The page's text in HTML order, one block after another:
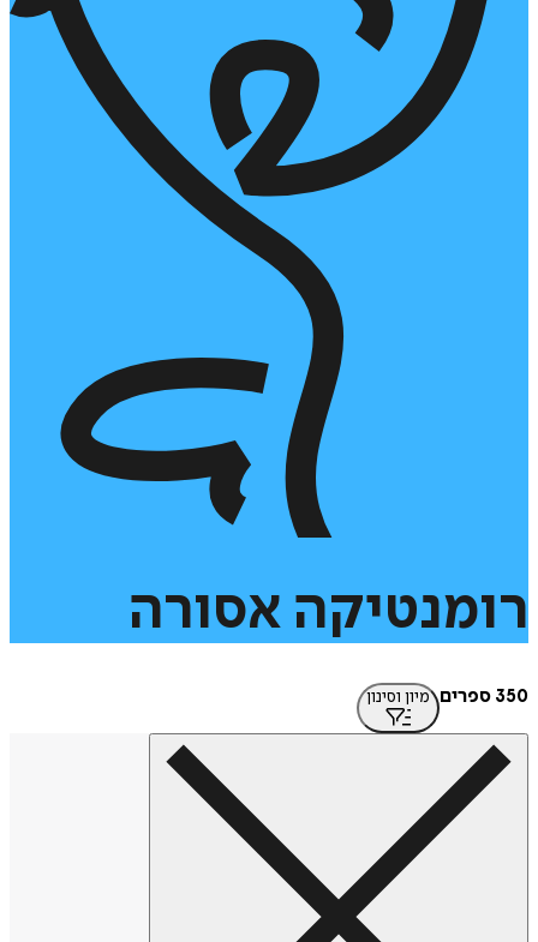
אסורה
מיון וסינון